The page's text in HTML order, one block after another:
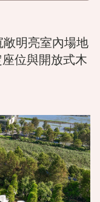
敞明亮室內場地
位與開放式木